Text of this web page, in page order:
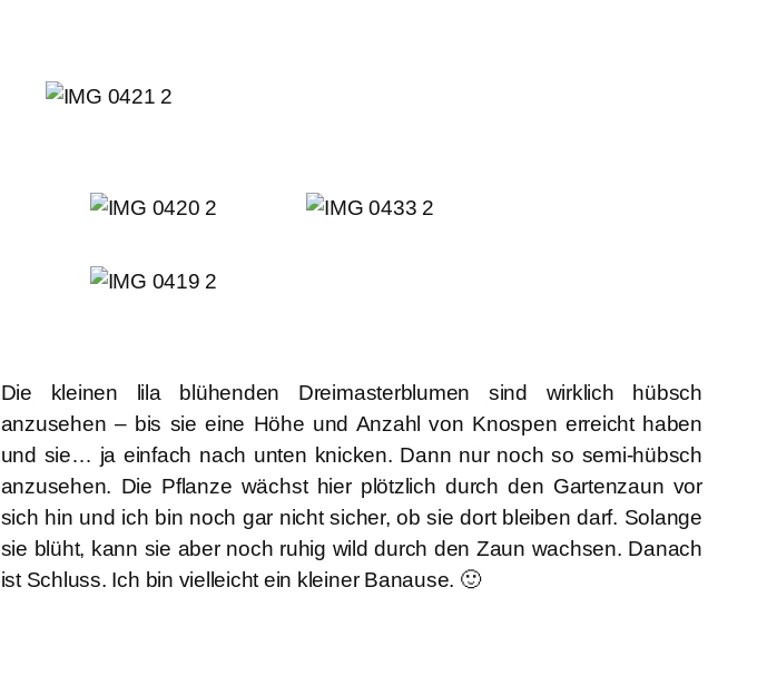
Die kleinen lila blühenden Dreimasterblumen sind wirklich hübsch
anzusehen – bis sie eine Höhe und Anzahl von Knospen erreicht haben
und sie… ja einfach nach unten knicken. Dann nur noch so semi-hübsch
anzusehen. Die Pflanze wächst hier plötzlich durch den Gartenzaun vor
sich hin und ich bin noch gar nicht sicher, ob sie dort bleiben darf. Solange
sie blüht, kann sie aber noch ruhig wild durch den Zaun wachsen. Danach
ist Schluss. Ich bin vielleicht ein kleiner Banause. 🙂